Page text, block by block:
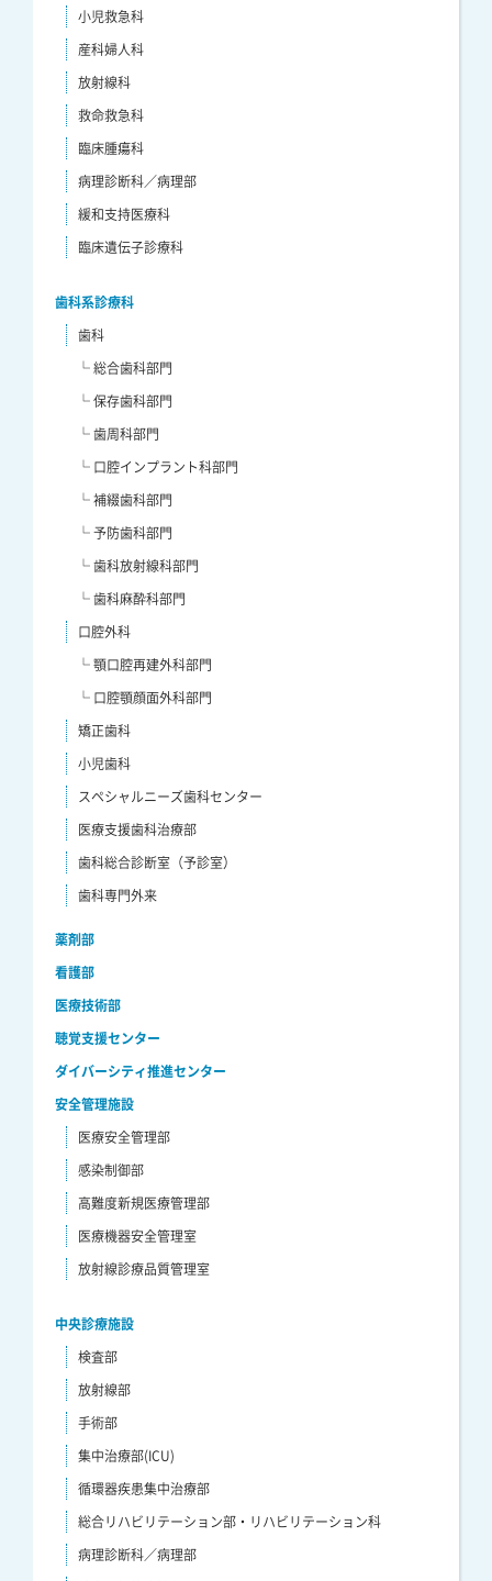
小児救急科
産科婦人科
放射線科
救命救急科
臨床腫瘍科
病理診断科／病理部
緩和支持医療科
臨床遺伝子診療科
歯科系診療科
歯科
└ 総合歯科部門
└ 保存歯科部門
└ 歯周科部門
└ 口腔インプラント科部門
└ 補綴歯科部門
└ 予防歯科部門
└ 歯科放射線科部門
└ 歯科麻酔科部門
口腔外科
└ 顎口腔再建外科部門
└ 口腔顎顔面外科部門
矯正歯科
小児歯科
スペシャルニーズ歯科センター
医療支援歯科治療部
歯科総合診断室（予診室）
歯科専門外来
薬剤部
看護部
医療技術部
聴覚支援センター
ダイバーシティ推進センター
安全管理施設
医療安全管理部
感染制御部
高難度新規医療管理部
医療機器安全管理室
放射線診療品質管理室
中央診療施設
検査部
放射線部
手術部
集中治療部(ICU)
循環器疾患集中治療部
総合リハビリテーション部・リハビリテーション科
病理診断科／病理部